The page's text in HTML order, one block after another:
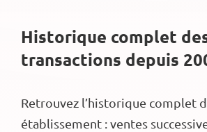
Historique complet
transactions depuis
Retrouvez l’historique complet
établissement : ventes